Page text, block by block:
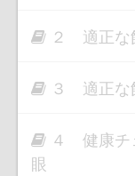
２ 適正な
３ 適正な
４ 健康チ
眼